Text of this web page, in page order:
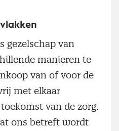
gezelschap van
manieren te
van of voor de
met elkaar
van de zorg.
ons betreft wordt